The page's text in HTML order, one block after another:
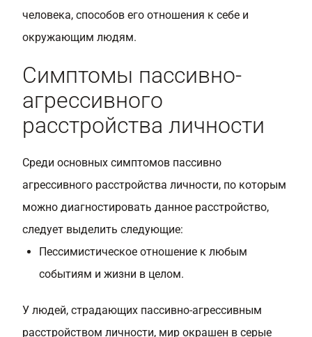
человека, способов его отношения к себе и
окружающим людям.
Симптомы пассивно-
агрессивного
расстройства личности
Среди основных симптомов пассивно
агрессивного расстройства личности, по которым
можно диагностировать данное расстройство,
следует выделить следующие:
Пессимистическое отношение к любым
событиям и жизни в целом.
У людей, страдающих пассивно-агрессивным
расстройством личности, мир окрашен в серые